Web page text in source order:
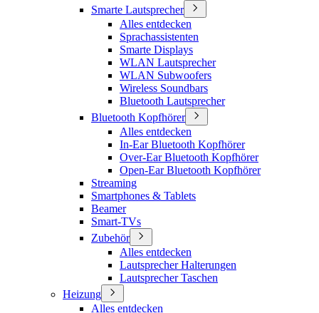
Smarte Lautsprecher
Alles entdecken
Sprachassistenten
Smarte Displays
WLAN Lautsprecher
WLAN Subwoofers
Wireless Soundbars
Bluetooth Lautsprecher
Bluetooth Kopfhörer
Alles entdecken
In-Ear Bluetooth Kopfhörer
Over-Ear Bluetooth Kopfhörer
Open-Ear Bluetooth Kopfhörer
Streaming
Smartphones & Tablets
Beamer
Smart-TVs
Zubehör
Alles entdecken
Lautsprecher Halterungen
Lautsprecher Taschen
Heizung
Alles entdecken